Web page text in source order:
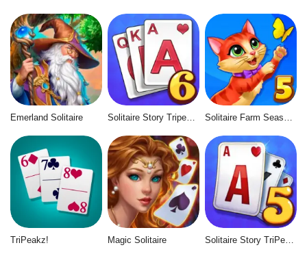
Emerland Solitaire Solitaire Story Tripeaks 6 Solitaire Farm Seasons 5
TriPeakz! Magic Solitaire Solitaire Story TriPeaks 5